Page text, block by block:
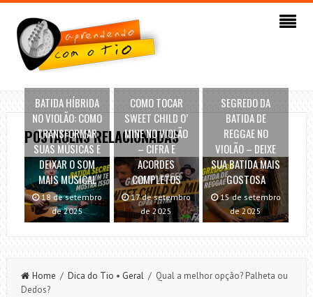
POSTAGENS RELACIONADAS
BATIDA HÍBRIDA
NO VIOLÃO: COMO
TRANSFORMAR
SUAS MÚSICAS E
DEIXAR O SOM
MAIS MUSICAL
18 de setembro
de 2025
COMO TOCAR
SWEET CHILD O’
MINE NO VIOLÃO
– CIFRA E
ACORDES
COMPLETOS
17 de setembro
de 2025
SEGREDO DA
BATIDA DE
REGGAE NO
VIOLÃO – DEIXE
SUA BATIDA MAIS
GOSTOSA
15 de setembro
de 2025
Home / Dica do Tio • Geral/ Qual a melhor opção? Palheta ou
Dedos?